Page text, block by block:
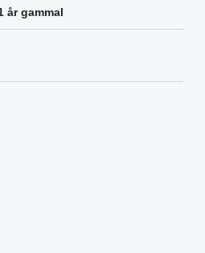
år gammal